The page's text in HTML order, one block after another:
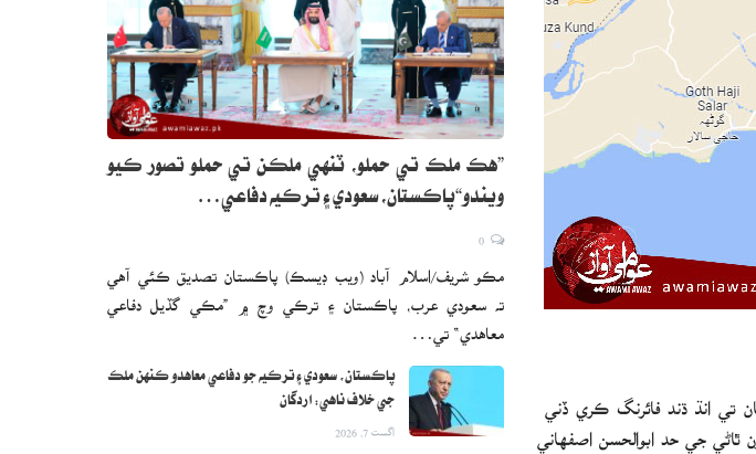
روڊ تي 2 نامعلوم ھٿياربندن دڪان تي انڌ ڌند فائرنگ ڪري ڏني
ٿي ويا ۽ 3 زخمي ٿي پيا، مبينا ٽائون ٿاڻي جي حد ابوالحسن اصفھاني
”هڪ ملڪ تي حملو، ٽنهي ملڪن تي حملو تصور ڪيو
ويندو“پاڪستان، سعودي ۽ ترڪيه دفاعي…
مڪو شريف/اسلام آباد (ويب ڊيسڪ) پاڪستان تصديق ڪئي آهي
ته سعودي عرب، پاڪستان ۽ ترڪي وچ ۾ ”مڪي گڏيل دفاعي
معاهدي“ تي…
پاڪستان، سعودي ۽ ترڪيه جو دفاعي معاهدو ڪنهن ملڪ
جي خلاف ناهي: اردگان
اگست 7, 2026